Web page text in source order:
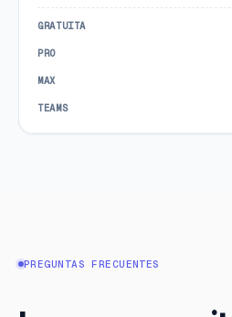
PREGUNTAS FRECUENTES